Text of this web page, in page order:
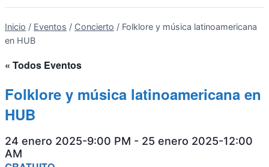
Inicio / Eventos / Concierto / Folklore y música latinoamericana
en HUB
« Todos Eventos
Folklore y música latinoamericana en
HUB
24 enero 2025-9:00 PM - 25 enero 2025-12:00
AM